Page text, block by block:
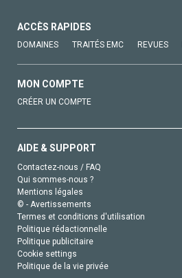
ACCÈS RAPIDES
DOMAINES TRAITÉS EMC REVUES
MON COMPTE
CRÉER UN COMPTE
AIDE & SUPPORT
Contactez-nous / FAQ
Qui sommes-nous ?
Mentions légales
© - Avertissements
Termes et conditions d'utilisation
Politique rédactionnelle
Politique publicitaire
Cookie settings
Politique de la vie privée